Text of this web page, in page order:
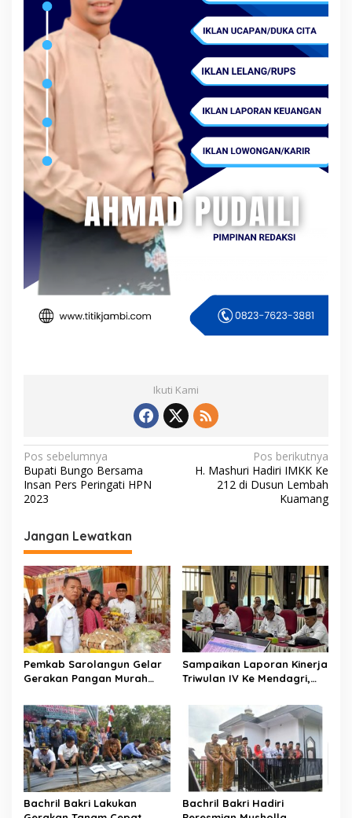
Ikuti Kami
N
a
v
i
g
a
s
i
p
o
s
Pos sebelumnya
Bupati Bungo Bersama
Insan Pers Peringati HPN
2023
Pos berikutnya
H. Mashuri Hadiri IMKK Ke
212 di Dusun Lembah
Kuamang
Jangan Lewatkan
Pemkab Sarolangun Gelar
Gerakan Pangan Murah
Sampaikan Laporan Kinerja
Triwulan IV Ke Mendagri,
Terbaik
Bachril Bakri Lakukan
Bachril Bakri Hadiri